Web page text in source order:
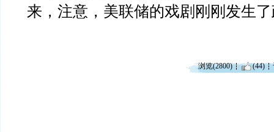
来，注意，美联储的戏剧刚刚发生
浏览(2800) (44)